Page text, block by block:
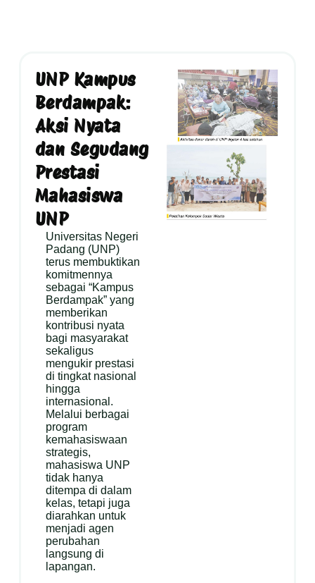
UNP Kampus
Berdampak:
Aksi Nyata
dan Segudang
Prestasi
Mahasiswa
UNP
Universitas Negeri
Padang (UNP)
terus membuktikan
komitmennya
sebagai “Kampus
Berdampak” yang
memberikan
kontribusi nyata
bagi masyarakat
sekaligus
mengukir prestasi
di tingkat nasional
hingga
internasional.
Melalui berbagai
program
kemahasiswaan
strategis,
mahasiswa UNP
tidak hanya
ditempa di dalam
kelas, tetapi juga
diarahkan untuk
menjadi agen
perubahan
langsung di
lapangan.